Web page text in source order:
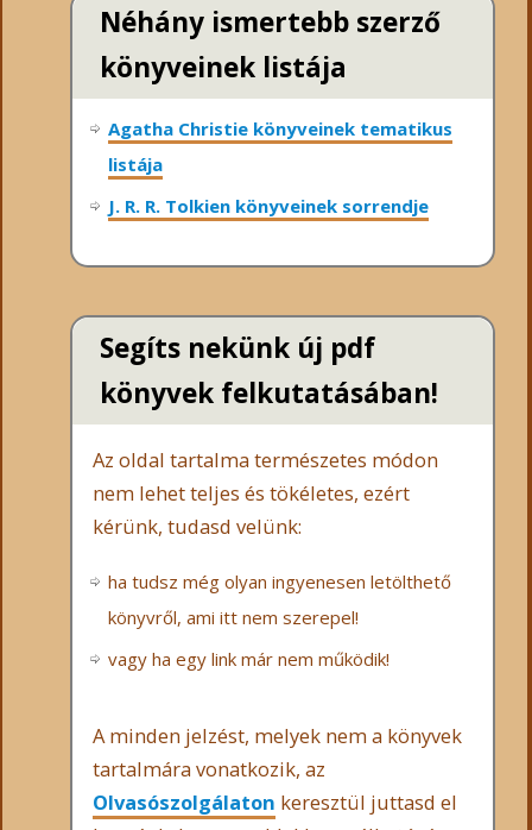
Néhány ismertebb szerző
könyveinek listája
Agatha Christie könyveinek tematikus
listája
J. R. R. Tolkien könyveinek sorrendje
Segíts nekünk új pdf
könyvek felkutatásában!
Az oldal tartalma természetes módon
nem lehet teljes és tökéletes, ezért
kérünk, tudasd velünk:
ha tudsz még olyan ingyenesen letölthető
könyvről, ami itt nem szerepel!
vagy ha egy link már nem működik!
A minden jelzést, melyek nem a könyvek
tartalmára vonatkozik, az
Olvasószolgálaton keresztül juttasd el